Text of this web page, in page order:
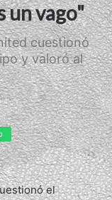
un vago"
cuestionó
y valoró al
el